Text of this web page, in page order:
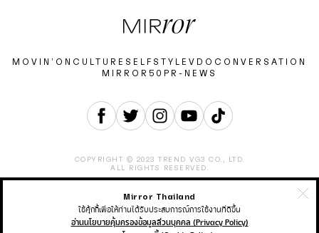
MOVIN’ON CULTURE SELF STYLE VDO CONVERSATION
MIRROR50 PR-NEWS
COPYRIGHT © 2023 TREND VG3 CO., LTD.
ALL RIGHTS RESERVED.
CAREERADVERTISEMENT
TERMS & CONDITION
PRIVACY POLICY
Mirror Thailand
ใช้คุ้กกี้เพื่อให้ท่านได้รับประสบการณ์การใช้งานที่ดีขึ้น
อ่านนโยบายคุ้มครองข้อมูลส่วนบุคคล (Privacy Policy)